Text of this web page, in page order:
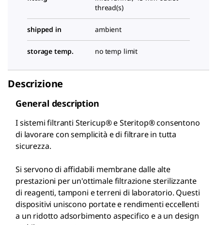
thread(s)
shipped in ambient
storage temp. no temp limit
Descrizione
General description
I sistemi filtranti Stericup® e Steritop® consentono
di lavorare con semplicità e di filtrare in tutta
sicurezza.
Si servono di affidabili membrane dalle alte
prestazioni per un'ottimale filtrazione sterilizzante
di reagenti, tamponi e terreni di laboratorio. Questi
dispositivi uniscono portate e rendimenti eccellenti
a un ridotto adsorbimento aspecifico e a un design